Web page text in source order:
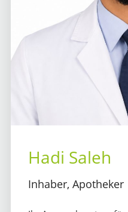
Hadi Saleh
Inhaber, Apotheker